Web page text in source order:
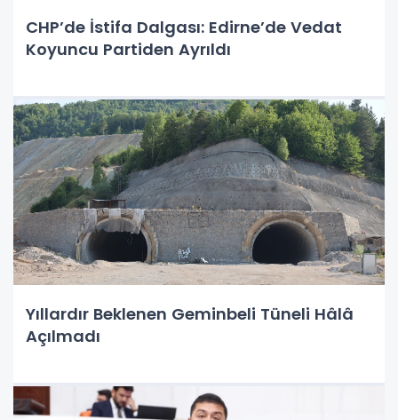
CHP’de İstifa Dalgası: Edirne’de Vedat
Koyuncu Partiden Ayrıldı
Yıllardır Beklenen Geminbeli Tüneli Hâlâ
Açılmadı